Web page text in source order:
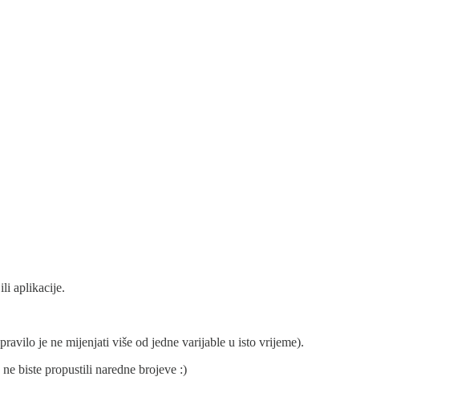
aplikacije.
je ne mijenjati više od jedne varijable u isto vrijeme).
biste propustili naredne brojeve :)